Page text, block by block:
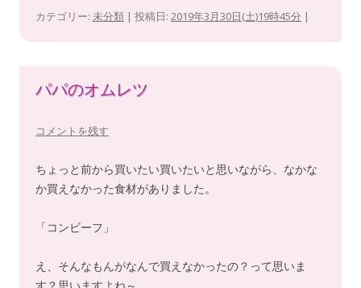
カテゴリー: 未分類 | 投稿日: 2019年3月30日(土)19時45分 |
パパのオムレツ
コメントを残す
ちょっと前から買いたい買いたいと思いながら、なかな
か買えなかった食材がありました。
「コンビーフ」
え、そんなもんがなんで買えなかったの？って思いま